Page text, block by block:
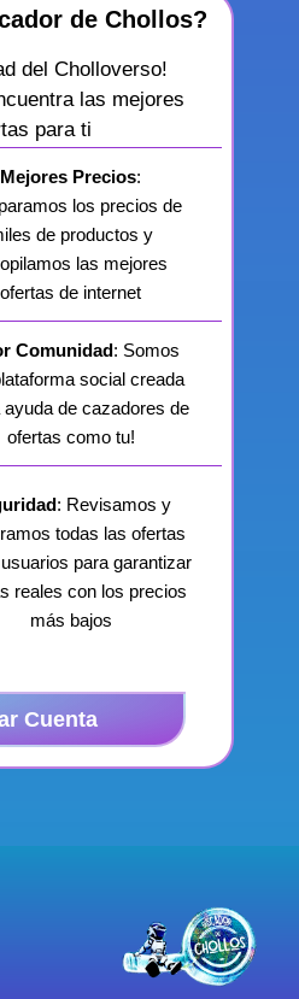
de Chollos?
del Cholloverso!
las mejores
para ti
Mejores Precios:
los precios de
de productos y
las mejores
ofertas de internet
Comunidad: Somos
social creada
ayuda de cazadores de
ofertas como tu!
: Revisamos y
todas las ofertas
para garantizar
reales con los precios
más bajos
Cuenta